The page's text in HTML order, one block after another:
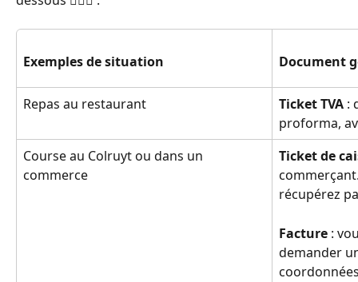
Exemples de situation Document
Repas au restaurant Ticket TVA :
proforma,
Course au Colruyt ou dans un
commerce
Ticket de
récupérez
Facture :
demander